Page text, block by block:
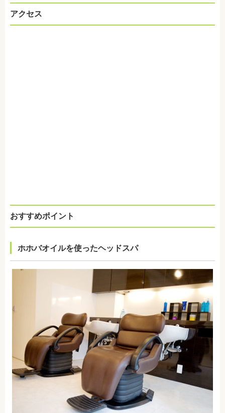
アクセス
おすすめポイント
ホホバオイルを使ったヘッドスパ